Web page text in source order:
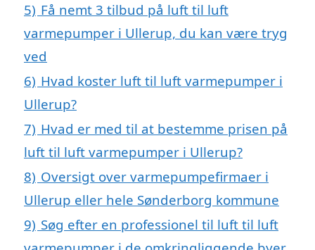
5) Få nemt 3 tilbud på luft til luft
varmepumper i Ullerup, du kan være tryg
ved
6) Hvad koster luft til luft varmepumper i
Ullerup?
7) Hvad er med til at bestemme prisen på
luft til luft varmepumper i Ullerup?
8) Oversigt over varmepumpefirmaer i
Ullerup eller hele Sønderborg kommune
9) Søg efter en professionel til luft til luft